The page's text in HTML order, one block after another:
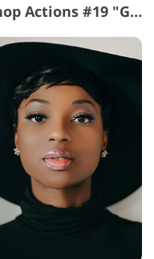
Portret Photoshop Photoshop Actions #19 "Gaussian Blur"